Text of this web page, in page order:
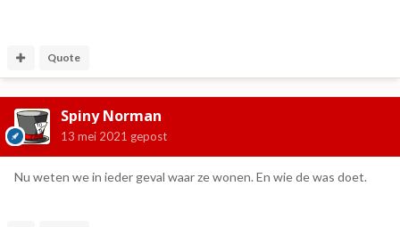
Quote
Spiny Norman
13 mei 2021 gepost
Nu weten we in ieder geval waar ze wonen. En wie de was doet.